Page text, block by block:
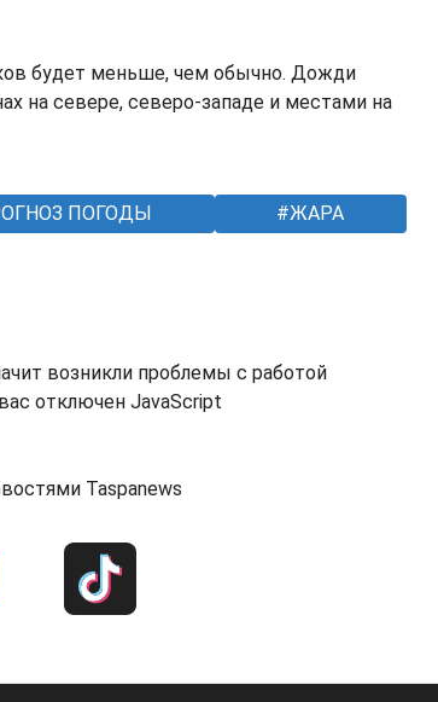
будет меньше, чем обычно. Дожди
на севере, северо-западе и местами на
ПОГОДЫ ЖАРА
возникли проблемы с работой
отключен JavaScript
Taspanews